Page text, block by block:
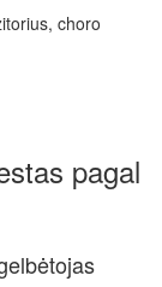
choro
pagal